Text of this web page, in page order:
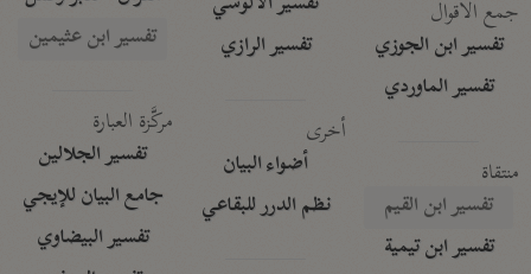
جمع الأقوال
تفسير ابن الجوزي
تفسير الماوردي
منتقاة
تفسير ابن القيم
تفسير ابن تيمية
تفسير الرازي
أخرى
أضواء البيان
نظم الدرر للبقاعي
تفسير ابن عثيمين
مركَّزة العبارة
تفسير الجلالين
جامع البيان للإيجي
تفسير البيضاوي